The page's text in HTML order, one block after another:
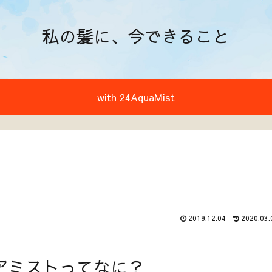
私の髪に、今できること
with 24AquaMist
2019.12.04
ミストってなに？